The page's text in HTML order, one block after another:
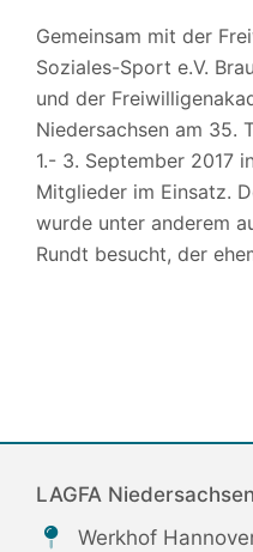
Gemeinsam mit der
Soziales-Sport e.V.
und der
Niedersachsen am 35.
1.- 3. September 2017
Mitglieder im Einsatz.
wurde unter anderem
Rundt besucht, der
LAGFA
Werkhof